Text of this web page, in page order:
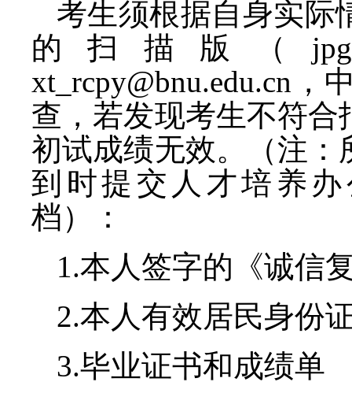
考生须根据自身实际
的扫描版（
xt_rcpy@bnu.edu.cn ，
查，若发现考生不符
初试成绩无效。（注
到时提交人才培养
档）：
1.本人签字的《诚信
2.本人有效居民身份
3.毕业证书和成绩单